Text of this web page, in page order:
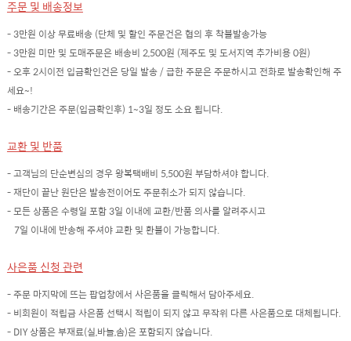
주문 및 배송정보
- 3만원 이상 무료배송 (단체 및 할인 주문건은 협의 후 착불발송가능
- 3만원 미만 및 도매주문은 배송비 2,500원 (제주도 및 도서지역 추가비용 0원)
- 오후 2시이전 입금확인건은 당일 발송 / 급한 주문은 주문하시고 전화로 발송확인해 주
세요~!
- 배송기간은 주문(입금확인후) 1~3일 정도 소요 됩니다.
교환 및 반품
- 고객님의 단순변심의 경우 왕복택배비 5,500원 부담하셔야 합니다.
- 재단이 끝난 원단은 발송전이어도 주문취소가 되지 않습니다.
- 모든 상품은 수령일 포함 3일 이내에 교환/반품 의사를 알려주시고
7일 이내에 반송해 주셔야 교환 및 환불이 가능합니다.
사은품 신청 관련
- 주문 마지막에 뜨는 팝업창에서 사은품을 클릭해서 담아주세요.
- 비회원이 적립금 사은품 선택시 적립이 되지 않고 무작위 다른 사은품으로 대체됩니다.
- DIY 상품은 부재료(실,바늘,솜)은 포함되지 않습니다.